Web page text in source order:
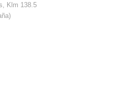
Klm 138.5